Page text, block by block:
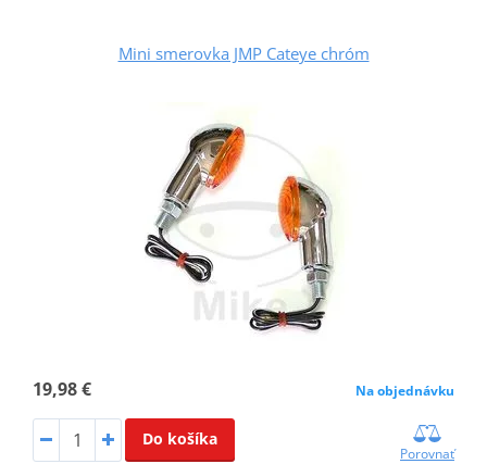
Mini smerovka JMP Cateye chróm
19,98 € Na objednávku
Do košíka
Porovnať